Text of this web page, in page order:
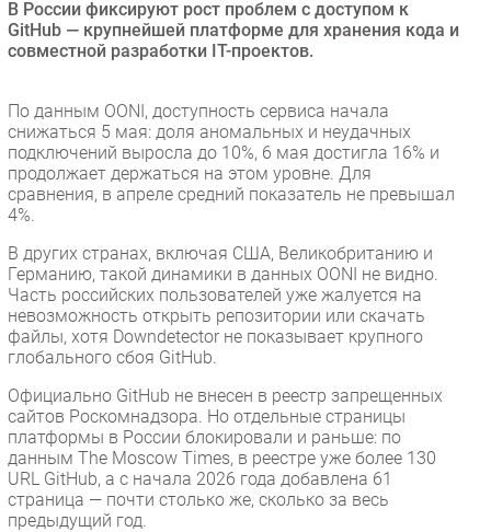
Безопасность
Инновации
Гаджеты
Здоровье
РАЗДЕЛЫ
Новости
Аналитика
Интервью
Мероприятия
IT класс
Тестовый стенд
Каталог компаний
В России фиксируют рост проблем с доступом к
GitHub — крупнейшей платформе для хранения кода и
совместной разработки IT-проектов.
По данным OONI, доступность сервиса начала
снижаться 5 мая: доля аномальных и неудачных
подключений выросла до 10%, 6 мая достигла 16% и
продолжает держаться на этом уровне. Для
сравнения, в апреле средний показатель не превышал
4%.
В других странах, включая США, Великобританию и
Германию, такой динамики в данных OONI не видно.
Часть российских пользователей уже жалуется на
невозможность открыть репозитории или скачать
файлы, хотя Downdetector не показывает крупного
глобального сбоя GitHub.
Официально GitHub не внесен в реестр запрещенных
сайтов Роскомнадзора. Но отдельные страницы
платформы в России блокировали и раньше: по
данным The Moscow Times, в реестре уже более 130
URL GitHub, а с начала 2026 года добавлена 61
страница — почти столько же, сколько за весь
предыдущий год.